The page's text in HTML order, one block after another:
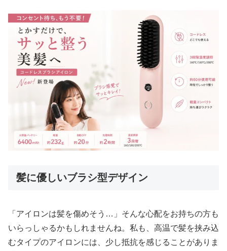
髪に優しいブラシ型デザイン
「アイロンは髪を傷めそう…」そんな心配をお持ちの方も
いらっしゃるかもしれませんね。私も、高温で髪を挟み込
むタイプのアイロンには、少し抵抗を感じることがありま